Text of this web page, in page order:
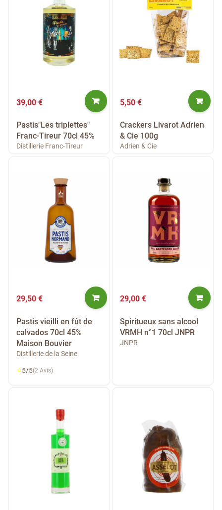
39,00 €
Pastis"Les triplettes"
Franc-Tireur 70cl 45%
Distillerie Franc-Tireur
5,50 €
Crackers Livarot Adrien
& Cie 100g
Adrien & Cie
29,50 €
Pastis vieilli en fût de
calvados 70cl 45%
Maison Bouvier
Distillerie de la Seine
⭐5/5(2 Avis)
29,00 €
Spiritueux sans alcool
VRMH n°1 70cl JNPR
JNPR